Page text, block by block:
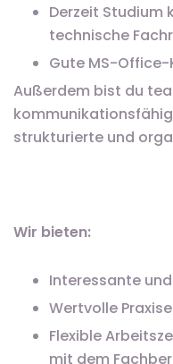
Derzeit Studium
technische
Gute MS-
Außerdem bist du
strukturierte und
Wir bieten:
Interessante
Wertvolle
Flexible
mit dem